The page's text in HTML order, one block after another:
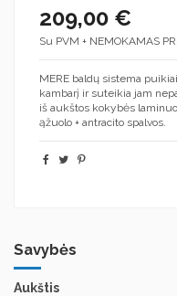
209,00 €
Su PVM + NEMOKAMAS
MERE baldų sistema
kambarį ir suteikia jam
iš aukštos kokybės
ąžuolo + antracito spalvos.
Savybės
Aukštis